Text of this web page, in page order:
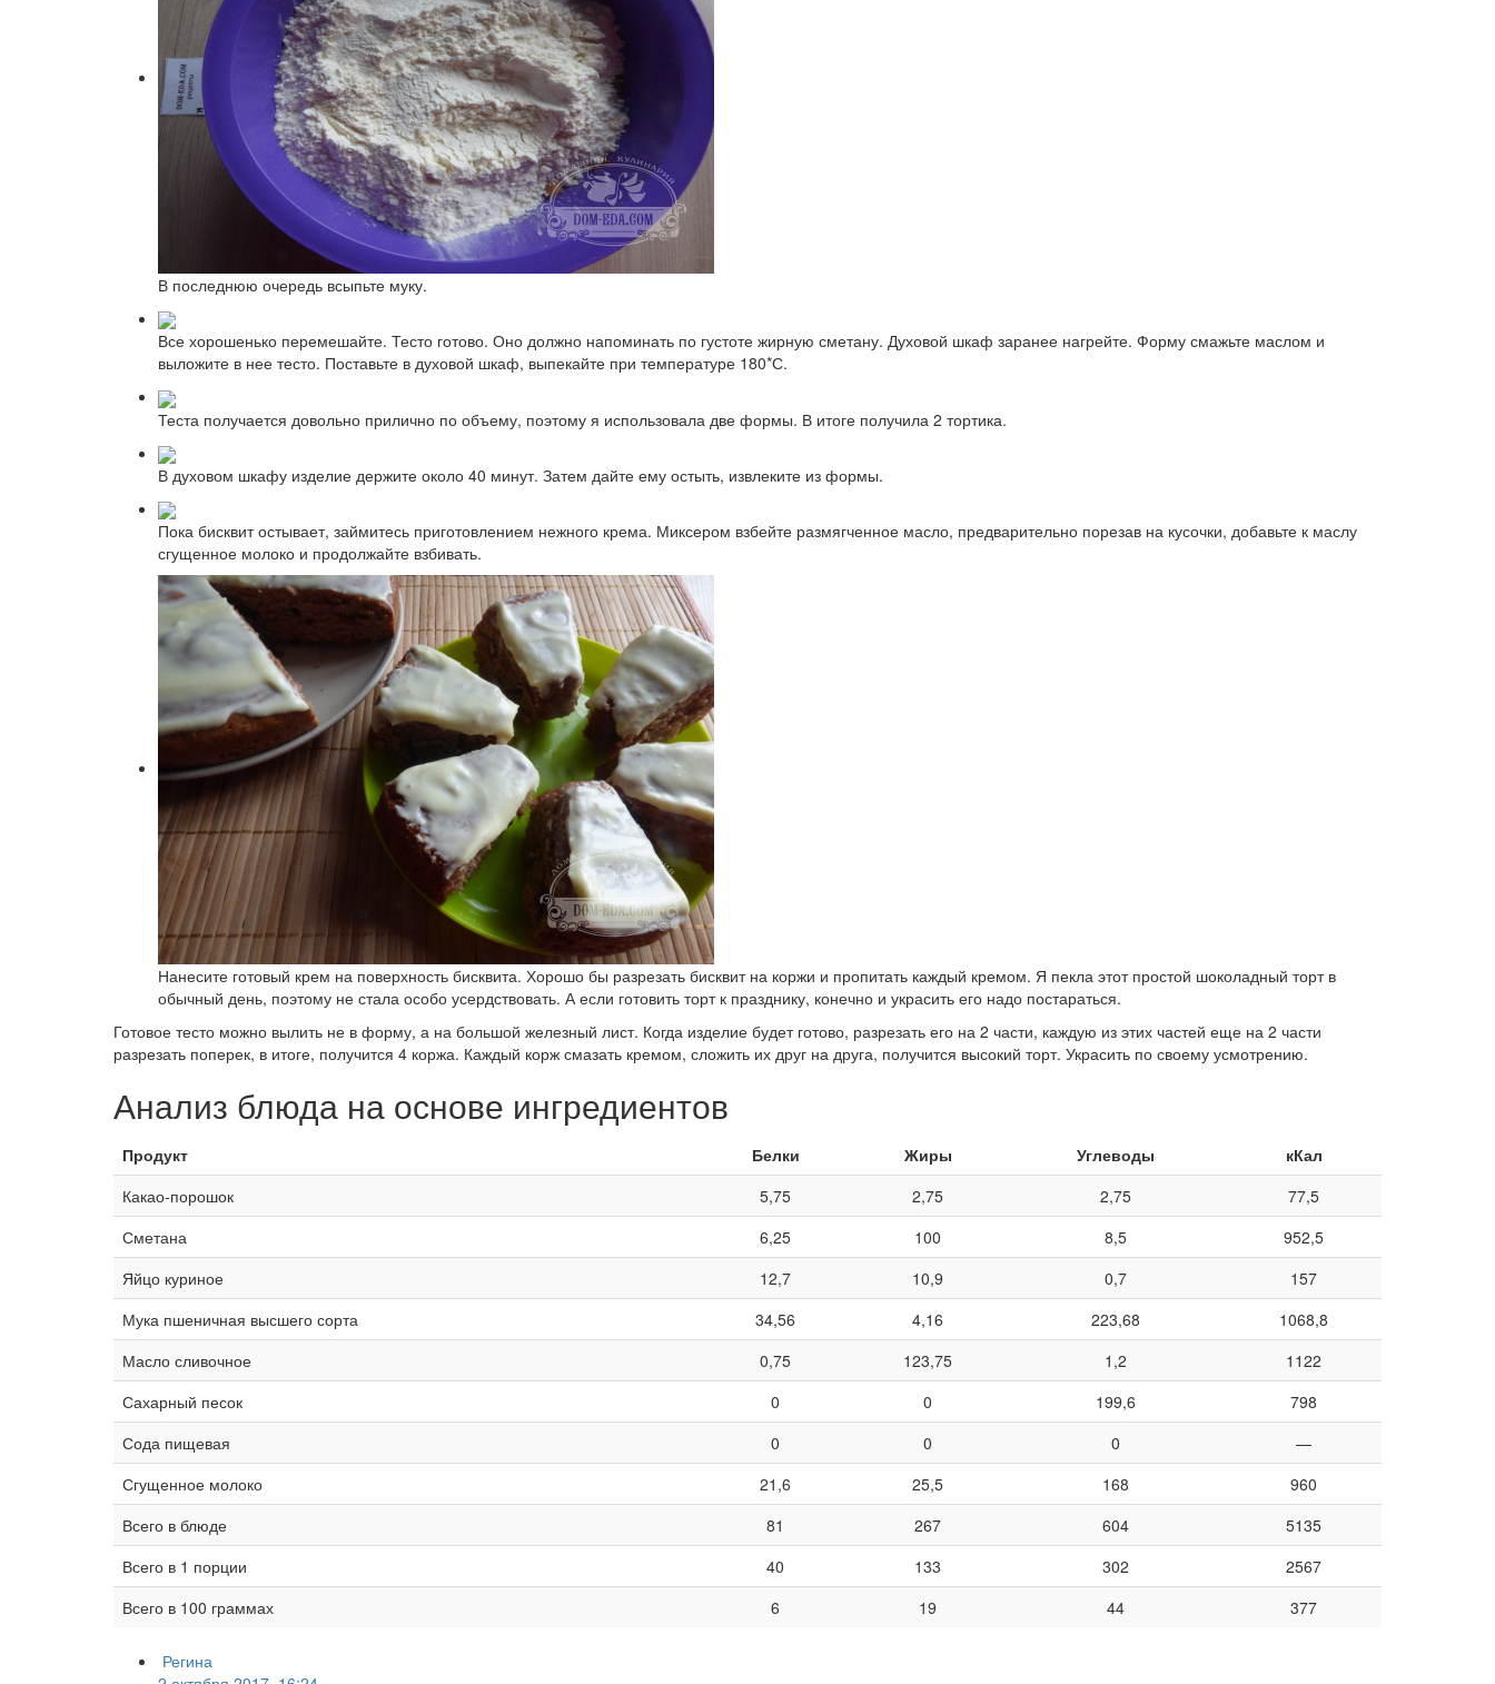
В последнюю очередь всыпьте муку.
Все хорошенько перемешайте. Тесто готово. Оно должно напоминать по густоте жирную сметану. Духовой шкаф заранее нагрейте. Форму смажьте маслом и
выложите в нее тесто. Поставьте в духовой шкаф, выпекайте при температуре 180*С.
Теста получается довольно прилично по объему, поэтому я использовала две формы. В итоге получила 2 тортика.
В духовом шкафу изделие держите около 40 минут. Затем дайте ему остыть, извлеките из формы.
Пока бисквит остывает, займитесь приготовлением нежного крема. Миксером взбейте размягченное масло, предварительно порезав на кусочки, добавьте к маслу
сгущенное молоко и продолжайте взбивать.
Нанесите готовый крем на поверхность бисквита. Хорошо бы разрезать бисквит на коржи и пропитать каждый кремом. Я пекла этот простой шоколадный торт в
обычный день, поэтому не стала особо усердствовать. А если готовить торт к празднику, конечно и украсить его надо постараться.
Готовое тесто можно вылить не в форму, а на большой железный лист. Когда изделие будет готово, разрезать его на 2 части, каждую из этих частей еще на 2 части
разрезать поперек, в итоге, получится 4 коржа. Каждый корж смазать кремом, сложить их друг на друга, получится высокий торт. Украсить по своему усмотрению.
Анализ блюда на основе ингредиентов
Продукт Белки Жиры Углеводы
кКал
Какао-порошок
5,75 2,75 2,75
77,5
Сметана
6,25 100 8,5
952,5
Яйцо куриное
12,7 10,9 0,7
157
Мука пшеничная высшего сорта
34,56 4,16 223,68
1068,8
Масло сливочное
0,75 123,75 1,2
1122
Сахарный песок
0 0 199,6
798
Сода пищевая
0 0 0
—
Сгущенное молоко
21,6 25,5 168
960
Всего в блюде
81 267 604
5135
Всего в 1 порции
40 133 302
2567
Всего в 100 граммах
6 19 44 377
Регина